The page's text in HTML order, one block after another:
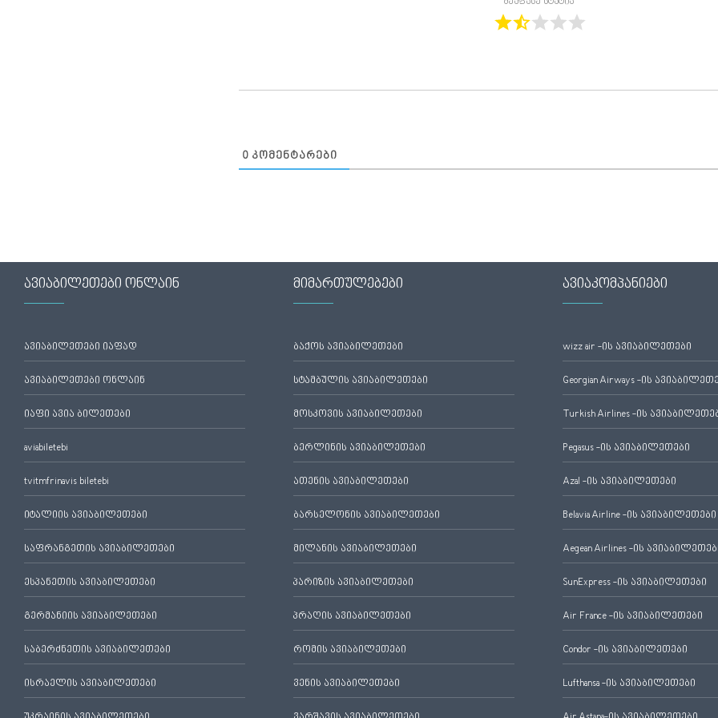
შეაფასე სტატია
0 ᲙᲝᲛᲔᲜᲢᲐᲠᲔᲑᲘ
ავიაბილეთები ონლაინ
ავიაბილეთები იაფად
ავიაბილეთები ონლაინ
იაფი ავია ბილეთები
aviabiletebi
tvitmfrinavis biletebi
იტალიის ავიაბილეთები
საფრანგეთის ავიაბილეთები
ესპანეთის ავიაბილეთები
გერმანიის ავიაბილეთები
საბერძნეთის ავიაბილეთები
ისრაელის ავიაბილეთები
მიმართულებები
ბაქოს ავიაბილეთები
სტამბულის ავიაბილეთები
მოსკოვის ავიაბილეთები
ბერლინის ავიაბილეთები
ათენის ავიაბილეთები
ბარსელონის ავიაბილეთები
მილანის ავიაბილეთები
პარიზის ავიაბილეთები
პრაღის ავიაბილეთები
რომის ავიაბილეთები
ვენის ავიაბილეთები
ავიაკომპანიები
wizz air -ის ავიაბილეთები
Georgian Airways -ის
Turkish Airlines -ის
Pegasus -ის ავიაბილეთები
Azal -ის ავიაბილეთები
Belavia Airline -ის ავიაბილეთები
Aegean Airlines -ის
SunExpress -ის ავიაბილეთები
Air France -ის ავიაბილეთები
Condor -ის ავიაბილეთები
Lufthansa -ის ავიაბილეთები